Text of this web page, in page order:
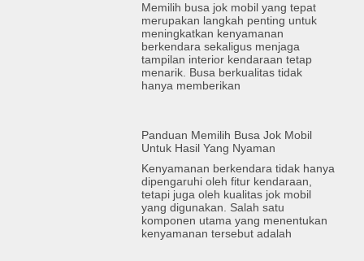
Memilih busa jok mobil yang tepat
merupakan langkah penting untuk
meningkatkan kenyamanan
berkendara sekaligus menjaga
tampilan interior kendaraan tetap
menarik. Busa berkualitas tidak
hanya memberikan
Panduan Memilih Busa Jok Mobil
Untuk Hasil Yang Nyaman
Kenyamanan berkendara tidak hanya
dipengaruhi oleh fitur kendaraan,
tetapi juga oleh kualitas jok mobil
yang digunakan. Salah satu
komponen utama yang menentukan
kenyamanan tersebut adalah